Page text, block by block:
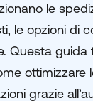
le
le opzioni di
Questa
grazie